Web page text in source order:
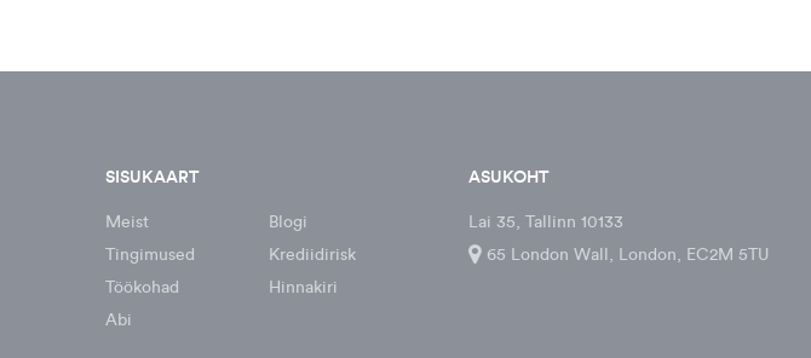
SISUKAART
Meist
Blogi
Tingimused
Krediidirisk
Töökohad
Hinnakiri
Abi
ASUKOHT
Lai 35, Tallinn 10133
65 London Wall, London, EC2M 5TU